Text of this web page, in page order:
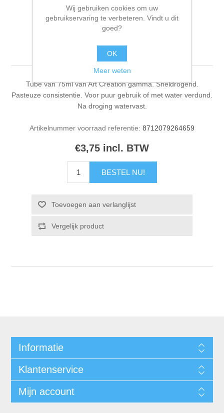
Acrylverf Talens 75ml
geelgroen
Tube van 75ml van Art Creation gamma. Sneldrogend.
Pasteuze consistentie. Voor puur gebruik of met water verdund.
Na droging watervast.
Artikelnummer voorraad referentie: 8712079264659
€3,75 incl. BTW
Informatie
Klantenservice
Mijn account
Wij gebruiken cookies om uw
gebruikservaring te verbeteren. Vindt u dit
goed?
OK
Meer weten